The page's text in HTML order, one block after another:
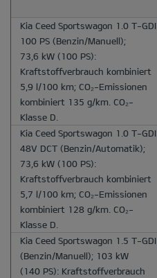
Kia Ceed Sportswagon 1.0 T-GDI
100 PS (Benzin/Manuell);
73,6 kW (100 PS):
Kraftstoffverbrauch kombiniert
5,9 l/100 km; CO₂-Emissionen
kombiniert 135 g/km. CO₂-
Klasse D.
Kia Ceed Sportswagon 1.0 T-GDI
48V DCT (Benzin/Automatik);
73,6 kW (100 PS):
Kraftstoffverbrauch kombiniert
5,7 l/100 km; CO₂-Emissionen
kombiniert 128 g/km. CO₂-
Klasse D.
Kia Ceed Sportswagon 1.5 T-GDI
(Benzin/Manuell); 103 kW
(140 PS): Kraftstoffverbrauch